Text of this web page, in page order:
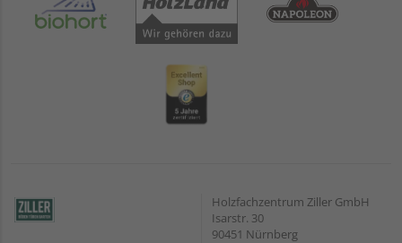
Holzfachzentrum Ziller GmbH
Isarstr. 30
90451 Nürnberg